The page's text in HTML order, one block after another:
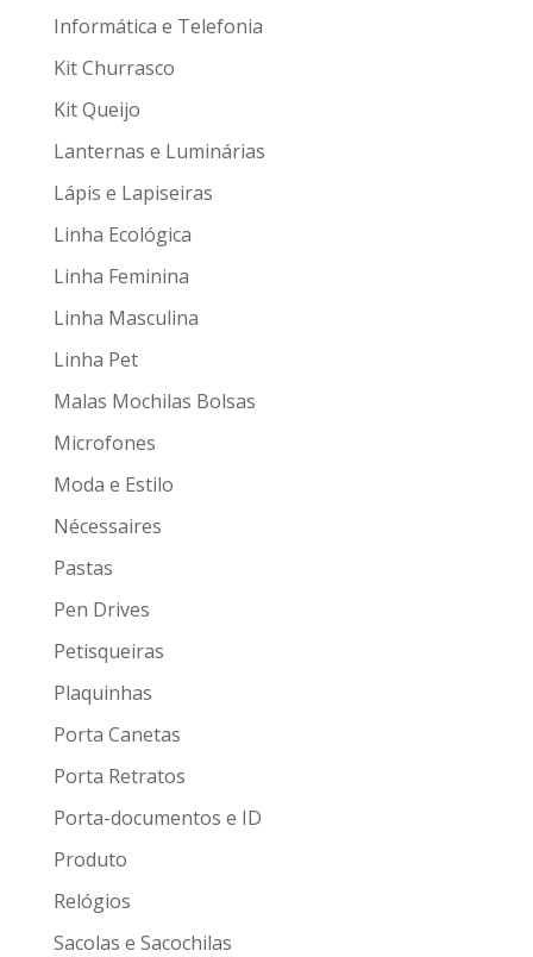
Informática e Telefonia
Kit Churrasco
Kit Queijo
Lanternas e Luminárias
Lápis e Lapiseiras
Linha Ecológica
Linha Feminina
Linha Masculina
Linha Pet
Malas Mochilas Bolsas
Microfones
Moda e Estilo
Nécessaires
Pastas
Pen Drives
Petisqueiras
Plaquinhas
Porta Canetas
Porta Retratos
Porta-documentos e ID
Produto
Relógios
Sacolas e Sacochilas